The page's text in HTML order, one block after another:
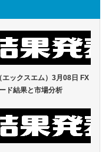
エックスエム）3月08日 FX
ード結果と市場分析